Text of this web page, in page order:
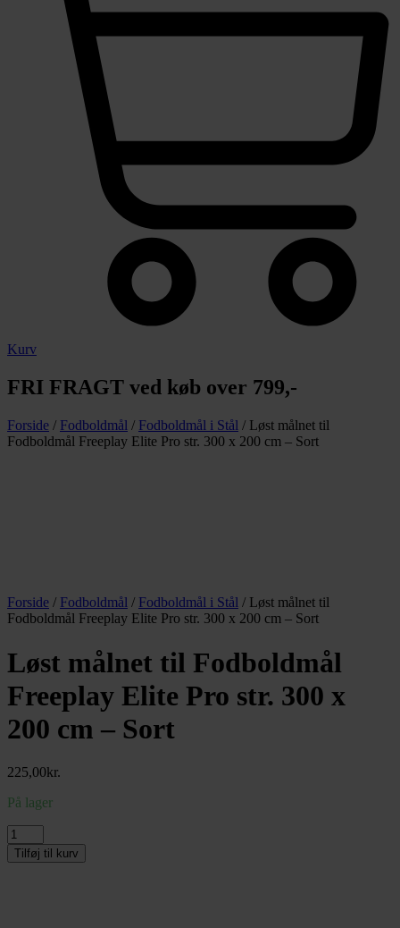
Kurv
FRI FRAGT ved køb over 799,-
Forside / Fodboldmål / Fodboldmål i Stål / Løst målnet til
Fodboldmål Freeplay Elite Pro str. 300 x 200 cm – Sort
Forside / Fodboldmål / Fodboldmål i Stål / Løst målnet til
Fodboldmål Freeplay Elite Pro str. 300 x 200 cm – Sort
Løst målnet til Fodboldmål
Freeplay Elite Pro str. 300 x
200 cm – Sort
225,00kr.
På lager
Løst
målnet
til
Tilføj til kurv